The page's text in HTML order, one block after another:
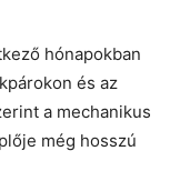
hónapokban
és az
a mechanikus
még hosszú